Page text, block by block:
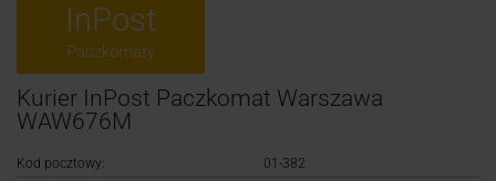
InPost
Paczkomaty
Kurier InPost Paczkomat Warszawa
WAW676M
Kod pocztowy:
01-382